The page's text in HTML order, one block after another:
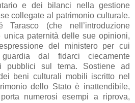
e dei bilanci nella gestione
collegate al patrimonio culturale.
Tarasco (che nell’introduzione
paternità delle sue opinioni,
del ministero per cui
dal fidarci ciecamente
pubblici sul tema. Sostiene ad
beni culturali mobili iscritto nel
dello Stato è inattendibile,
numerosi esempi a riprova,